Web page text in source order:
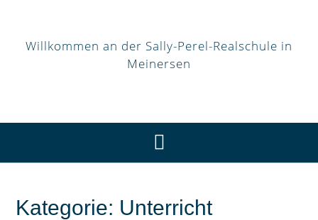
Willkommen an der Sally-Perel-Realschule in
Meinersen
Kategorie: Unterricht